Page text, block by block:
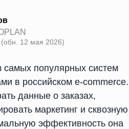
(обн. 12 мая 2026)
популярных систем
в российском e-commerce.
данные о заказах,
маркетинг и сквозную
эффективность она